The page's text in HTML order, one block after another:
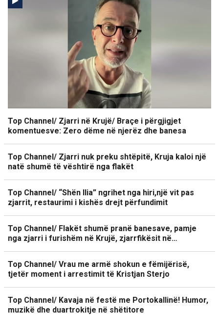
Top Channel/ Zjarri në Krujë/ Braçe i përgjigjet
komentuesve: Zero dëme në njerëz dhe banesa
Top Channel/ Zjarri nuk preku shtëpitë, Kruja kaloi një
natë shumë të vështirë nga flakët
Top Channel/ “Shën Ilia” ngrihet nga hiri,një vit pas
zjarrit, restaurimi i kishës drejt përfundimit
Top Channel/ Flakët shumë pranë banesave, pamje
nga zjarri i furishëm në Krujë, zjarrfikësit në…
Top Channel/ Vrau me armë shokun e fëmijërisë,
tjetër moment i arrestimit të Kristjan Sterjo
Top Channel/ Kavaja në festë me Portokallinë! Humor,
muzikë dhe duartrokitje në shëtitore